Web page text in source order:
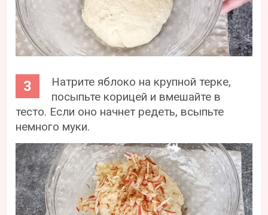
Натрите яблоко на крупной терке,
посыпьте корицей и вмешайте в
тесто. Если оно начнет редеть, всыпьте
немного муки.